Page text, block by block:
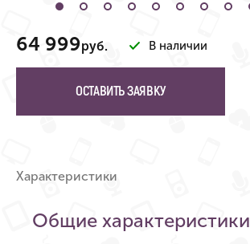
64 999руб. В наличии
ОСТАВИТЬ ЗАЯВКУ
Характеристики
Общие характеристики